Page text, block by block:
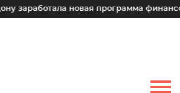
новая программа финансовой